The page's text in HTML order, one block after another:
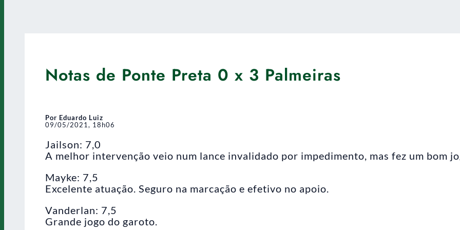
Notas de Ponte Preta 0 x 3 Palmeiras
Por Eduardo Luiz
09/05/2021, 18h06
Jailson: 7,0
A melhor intervenção veio num lance invalidado por impedimento, mas fez um bom
Mayke: 7,5
Excelente atuação. Seguro na marcação e efetivo no apoio.
Vanderlan: 7,5
Grande jogo do garoto.